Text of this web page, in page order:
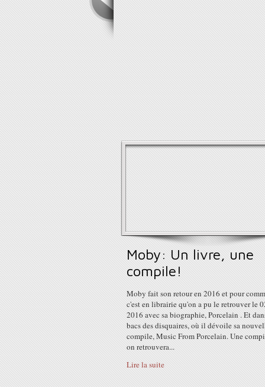
Moby: Un livre, une
compile!
Moby fait son retour en 2016 et pour
c'est en librairie qu'on a pu le retrouver le
2016 avec sa biographie, Porcelain . Et
bacs des disquaires, où il dévoile sa
compile, Music From Porcelain. Une
on retrouvera...
Lire la suite